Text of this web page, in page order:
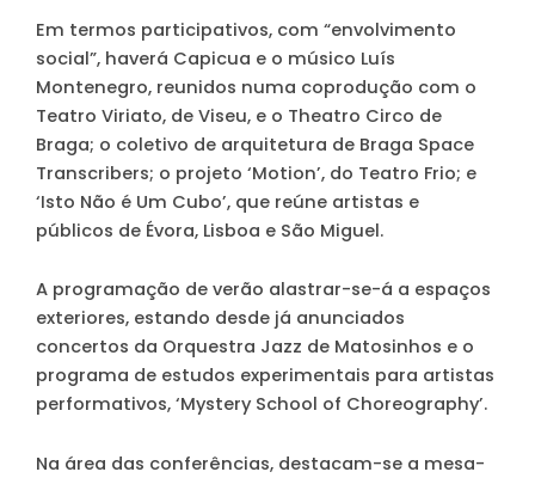
Em termos participativos, com “envolvimento
social”, haverá Capicua e o músico Luís
Montenegro, reunidos numa coprodução com o
Teatro Viriato, de Viseu, e o Theatro Circo de
Braga; o coletivo de arquitetura de Braga Space
Transcribers; o projeto ‘Motion’, do Teatro Frio; e
‘Isto Não é Um Cubo’, que reúne artistas e
públicos de Évora, Lisboa e São Miguel.
A programação de verão alastrar-se-á a espaços
exteriores, estando desde já anunciados
concertos da Orquestra Jazz de Matosinhos e o
programa de estudos experimentais para artistas
performativos, ‘Mystery School of Choreography’.
Na área das conferências, destacam-se a mesa-